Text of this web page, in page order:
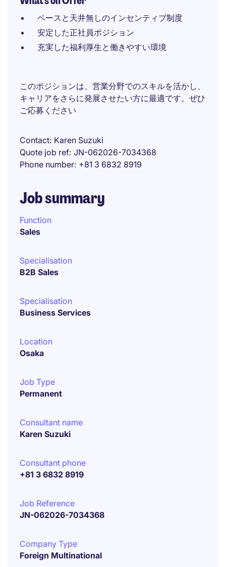
ベースと天井無しのインセンティブ制度
安定した正社員ポジション
充実した福利厚生と働きやすい環境
このポジションは、営業分野でのスキルを活かし、
キャリアをさらに発展させたい方に最適です。ぜひ
ご応募ください
Contact Karen Suzuki
Quote job ref JN-062026-7034368
Phone number +81 3 6832 8919
Job summary
Function
Sales
Specialisation
B2B Sales
Specialisation
Business Services
Location
Osaka
Job Type
Permanent
Consultant name
Karen Suzuki
Consultant phone
+81 3 6832 8919
Job Reference
JN-062026-7034368
Company Type
Foreign Multinational